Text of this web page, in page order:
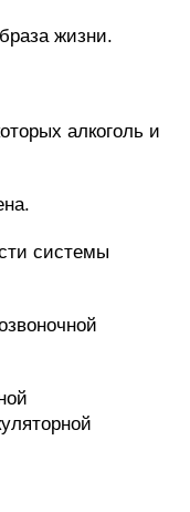
жизни.
алкоголь и
системы